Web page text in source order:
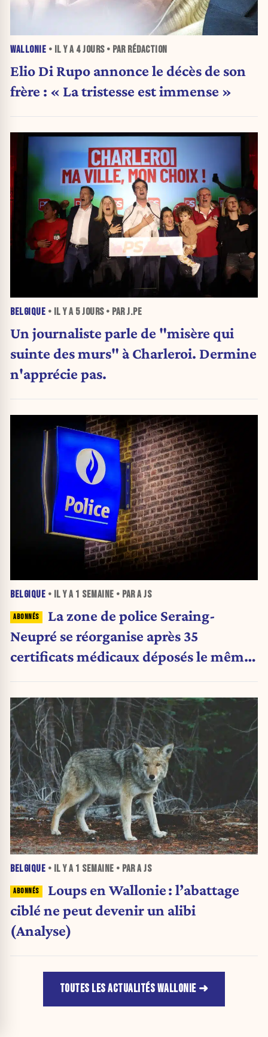
WALLONIE • IL Y A 4 JOURS• PAR RÉDACTION
Elio Di Rupo annonce le décès de son
frère : « La tristesse est immense »
BELGIQUE • IL Y A 5 JOURS• PAR J.PE
Un journaliste parle de "misère qui
suinte des murs" à Charleroi. Dermine
n'apprécie pas.
BELGIQUE • IL Y A 1 SEMAINE • PAR A JS
La zone de police Seraing-
Neupré se réorganise après 35
certificats médicaux déposés le même
BELGIQUE • IL Y A 1 SEMAINE • PAR A JS
Loups en Wallonie : l’abattage
ciblé ne peut devenir un alibi
(Analyse)
TOUTES LES ACTUALITÉS WALLONIE